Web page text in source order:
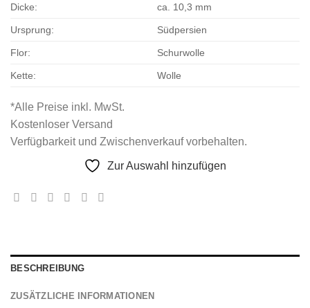
Dicke: ca. 10,3 mm
Ursprung: Südpersien
Flor: Schurwolle
Kette: Wolle
*Alle Preise inkl. MwSt.
Kostenloser Versand
Verfügbarkeit und Zwischenverkauf vorbehalten.
Zur Auswahl hinzufügen
BESCHREIBUNG
ZUSÄTZLICHE INFORMATIONEN